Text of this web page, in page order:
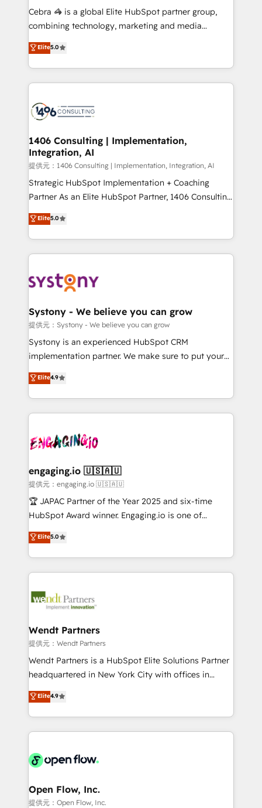
boost with a new HubSpot site Recognized leaders:
🏆 HubSpot Platform Migration Impact Award 🏆
Inbound Campaign of the Year 🏆 Gold AVA Digital
Award for Best Website 🌟 Accreditations: CRM
Cebra 🦓 is a global Elite HubSpot partner group,
combining technology, marketing and media
expertise across Latin America and Southern
Europe, with teams across 7 countries. Born in Chile,
we combine local insight with international reach to
help businesses grow through technology, creativity,
500+ HubSpot implementations, building end-to-
inbound and loop marketing, content, and digital
creativity. Our multicultural team works in Spanish,
Portuguese, and English to design scalable strategies
that drive measurable growth. 🌎 Highlights: • 10+
years as a HubSpot partner. • 2023 Impact Awards:
Year LATAM 2022, 2023, 2024, 2025. • Partner of the
Year 2024. • Organizer of Aliados.ai (AI, marketing &
you grow faster, smarter, and with impact.
Elite5.0
1406 Consulting | Implementation,
Integration, AI
提供元：1406 Consulting | Implementation, Integration, AI
Strategic HubSpot Implementation + Coaching
Partner As an Elite HubSpot Partner, 1406 Consulting
helps mid-market revenue teams transform how
they sell, market, and serve. We don't just build your
HubSpot—we teach your team to own it, then stay
to help you keep winning. What We Do ⚙️ CRM
Data & Content 📈 Sales & Marketing Alignment +
Agent Creation 🔄 Custom Integrations & Data
Migration Why 1406 We become part of your team.
Your team learns while we build. We fix what others
broke. Built for mid-market reality—practical
constraints. By the Numbers 🏆 Top 1% of all
HubSpot partners 🔄 Top 5% globally in client
and sales ops at mid-market companies ready to
move beyond spreadsheets into unified systems
that drive real business results.
Elite5.0
Systony - We believe you can grow
提供元：Systony - We believe you can grow
Systony is an experienced HubSpot CRM
implementation partner. We make sure to put your
organization's needs and goals first and think along
with your organization. We are only satisfied once
you are too. Why Systony? - 20+ years of
experience with CRM, Marketing, Sales & Service
Own back-end developers - Complex data
View, SuperOffice) - Custom integrations (e.g. MS
Business Central, Navision, AX, SAP, Exact, AFAS) We
focus on growing B2B companies in the SME sector
such as manufacturing, SaaS, business services and
partner, we know how important user adoption is.
That's why we have developed a step-by-step
technology and people with each other. Together we
strive for optimal customer processes and
Elite4.9
engaging.io 🇺🇸🇦🇺
提供元：engaging.io 🇺🇸🇦🇺
🏆 JAPAC Partner of the Year 2025 and six-time
HubSpot Award winner. Engaging.io is one of
HubSpot’s most experienced Agency Partners
globally, delivering complex HubSpot
implementations for 16+ years. With 700+ projects
completed across APAC and North America, we help
migrations, custom integrations, data architecture,
Salesforce, Microsoft Dynamics, and legacy CRM
migrations; custom integrations with platforms
including Ticketmaster, Ticketek, SevenRooms,
NetSuite, Snowflake, and Salesforce; HubSpot CMS
a Ticketmaster Nexus Partner, we deliver advanced
sports and events integrations in the HubSpot
include five HubSpot Academy accreditations, six
HubSpot Awards, recognition in Financial Services
Elite5.0
Wendt Partners
提供元：Wendt Partners
Wendt Partners is a HubSpot Elite Solutions Partner
headquartered in New York City with offices in
Toronto, London and Melbourne. As a global
HubSpot partner, we specialize in working with
sophisticated B2B companies to implement the
HubSpot CRM platform across client organizations.
industrial/manufacturing, professional services,
distribution, commercial real estate, technology,
finserv/fintech, IT managed services, transportation
Elite4.9
Open Flow, Inc.
提供元：Open Flow, Inc.